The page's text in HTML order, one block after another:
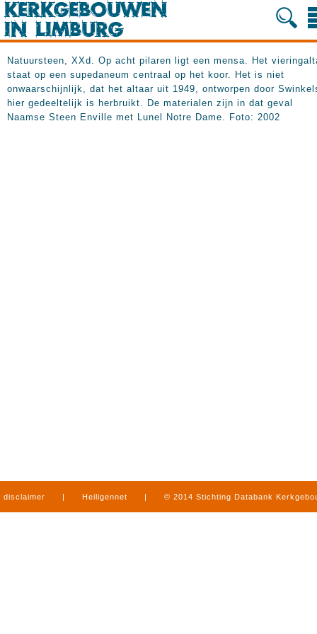
Natuursteen, XXd. Op acht pilaren ligt een mensa. Het
staat op een supedaneum centraal op het koor. Het is niet
onwaarschijnlijk, dat het altaar uit 1949, ontworpen door
hier gedeeltelijk is herbruikt. De materialen zijn in dat geval
Naamse Steen Enville met Lunel Notre Dame. Foto: 2002
disclaimer | Heiligennet | © 2014 Stichting Databank